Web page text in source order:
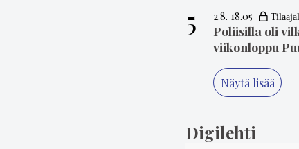
5 2.8. 18.05
Poliisilla oli
viikonloppu
Näytä lisää
Digilehti